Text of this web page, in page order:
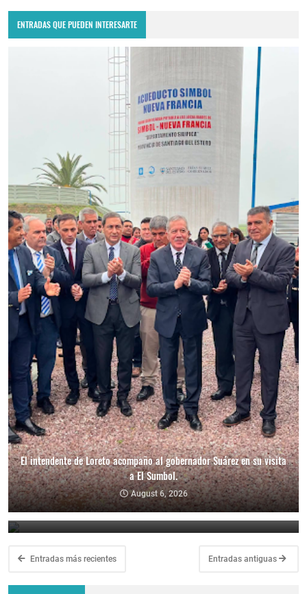
ENTRADAS QUE PUEDEN INTERESARTE
El intendente de Loreto acompaño al gobernador Suárez en su visita
a El Sumbol.
August 6, 2026
Fiestas Patronales en Honor a Nuestra Señora de Las Libranzas.
August 5, 2026
Entradas más recientes Entradas antiguas